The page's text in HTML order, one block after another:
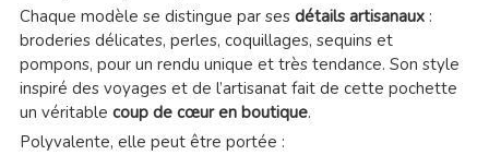
Chaque modèle se distingue par ses détails artisanaux:
broderies délicates, perles, coquillages, sequins et
pompons, pour un rendu unique et très tendance. Son style
inspiré des voyages et de l’artisanat fait de cette pochette
un véritable coup de cœur en boutique.
Polyvalente, elle peut être portée :